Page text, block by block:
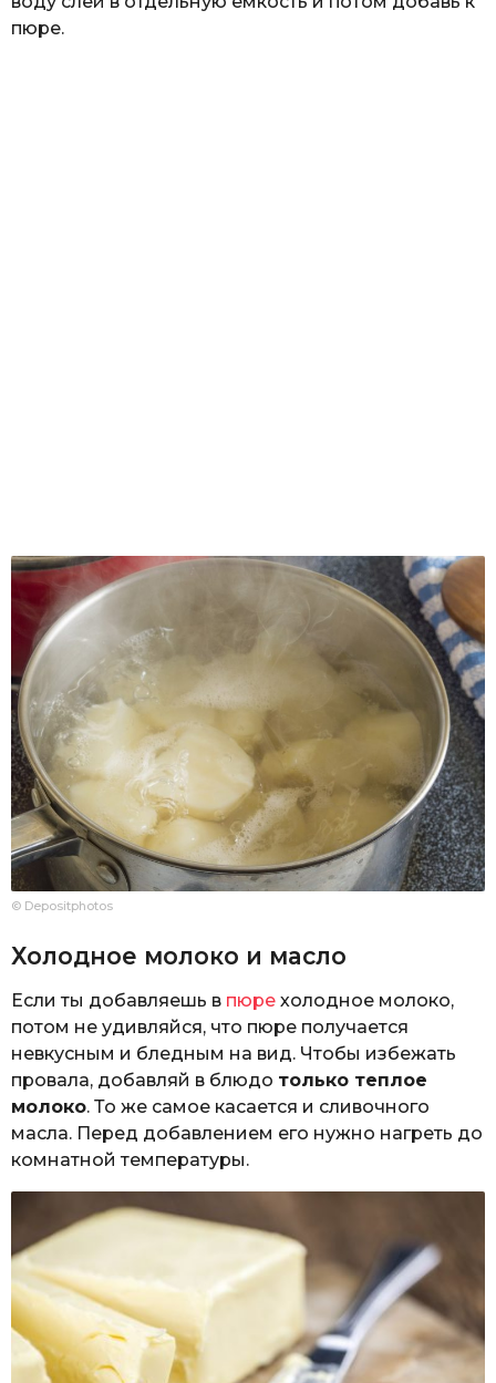
пюре.
© Depositphotos
Холодное молоко и масло
Если ты добавляешь в пюре холодное молоко,
потом не удивляйся, что пюре получается
невкусным и бледным на вид. Чтобы избежать
провала, добавляй в блюдо только теплое
молоко. То же самое касается и сливочного
масла. Перед добавлением его нужно нагреть до
комнатной температуры.